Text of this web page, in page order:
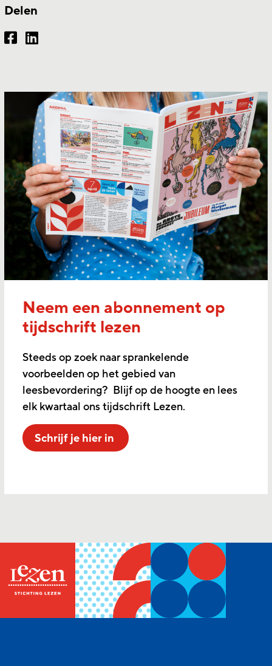
Delen
Neem een abonnement op
tijdschrift lezen
Steeds op zoek naar sprankelende
voorbeelden op het gebied van
leesbevordering? Blijf op de hoogte en lees
elk kwartaal ons tijdschrift Lezen.
Schrijf je hier in